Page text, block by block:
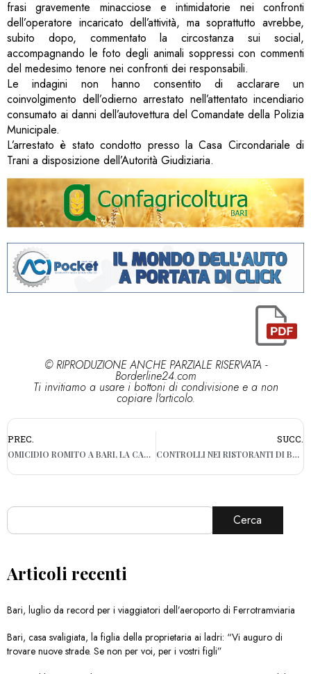
frasi gravemente minacciose e intimidatorie nei confronti
dell’operatore incaricato dell’attività, ma soprattutto avrebbe,
subito dopo, commentato la circostanza sui social,
accompagnando le foto degli animali soppressi con commenti
del medesimo tenore nei confronti dei responsabili.
Le indagini non hanno consentito di acclarare un
coinvolgimento dell’odierno arrestato nell’attentato incendiario
consumato ai danni dell’autovettura del Comandate della Polizia
Municipale.
L’arrestato è stato condotto presso la Casa Circondariale di
Trani a disposizione dell’Autorità Giudiziaria.
© RIPRODUZIONE ANCHE PARZIALE RISERVATA -
Borderline24.com
Ti invitiamo a usare i bottoni di condivisione e a non
copiare l'articolo.
PREC.
OMICIDIO ROMITO A BARI, LA CASSAZIONE ANNULLA LA CONDANNA
SUCC.
CONTROLLI NEI RISTORANTI DI BARI, SOSPESE TRE ATTIVITÀ
Cerca
Articoli recenti
Bari, luglio da record per i viaggiatori dell’aeroporto di Ferrotramviaria
Bari, casa svaligiata, la figlia della proprietaria ai ladri: “Vi auguro di
trovare nuove strade. Se non per voi, per i vostri figli”